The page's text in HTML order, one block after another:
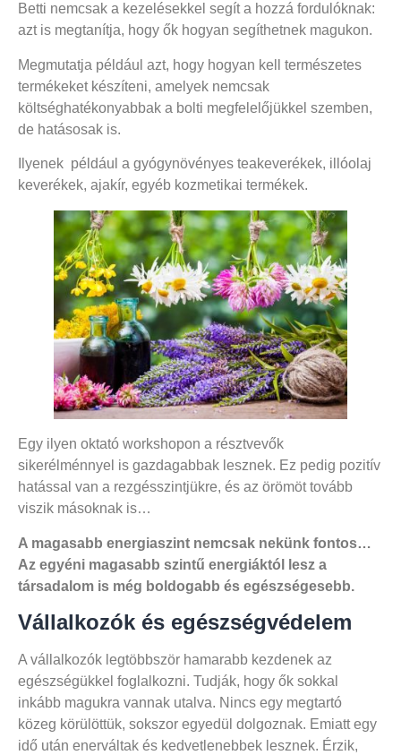
Betti nemcsak a kezelésekkel segít a hozzá fordulóknak:
azt is megtanítja, hogy ők hogyan segíthetnek magukon.
Megmutatja például azt, hogy hogyan kell természetes
termékeket készíteni, amelyek nemcsak
költséghatékonyabbak a bolti megfelelőjükkel szemben,
de hatásosak is.
Ilyenek például a gyógynövényes teakeverékek, illóolaj
keverékek, ajakír, egyéb kozmetikai termékek.
Egy ilyen oktató workshopon a résztvevők
sikerélménnyel is gazdagabbak lesznek. Ez pedig pozitív
hatással van a rezgésszintjükre, és az örömöt tovább
viszik másoknak is…
A magasabb energiaszint nemcsak nekünk fontos…
Az egyéni magasabb szintű energiáktól lesz a
társadalom is még boldogabb és egészségesebb.
Vállalkozók és egészségvédelem
A vállalkozók legtöbbször hamarabb kezdenek az
egészségükkel foglalkozni. Tudják, hogy ők sokkal
inkább magukra vannak utalva. Nincs egy megtartó
közeg körülöttük, sokszor egyedül dolgoznak. Emiatt egy
idő után enerváltak és kedvetlenebbek lesznek. Érzik,